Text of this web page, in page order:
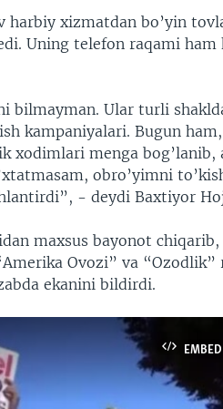
xizmatdan bo’yin
Uning telefon raqami ham
bilmayman. Ular turli
kampaniyalari. Bugun
xodimlari menga bog’lanib,
obro’yimni
- deydi Baxtiyor
maxsus bayonot
Ovozi” va “Ozodlik”
ekanini bildirdi.
EMBED